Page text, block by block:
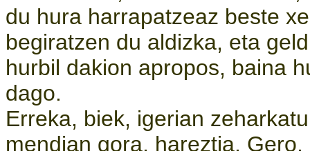
du hura harrapatzeaz beste
begiratzen du aldizka, eta
hurbil dakion apropos, baina
dago.
Erreka, biek, igerian
mendian gora, hareztia.